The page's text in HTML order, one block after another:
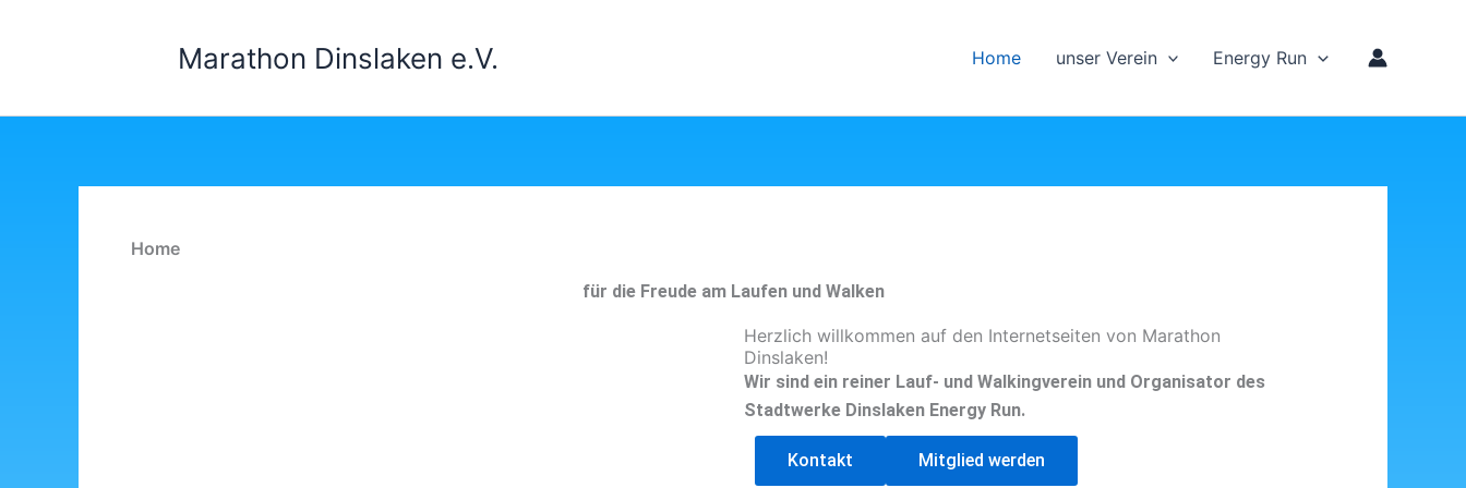
Marathon Dinslaken e.V. Home unser Verein Energy Run
Home
für die Freude am Laufen und Walken
Herzlich willkommen auf den Internetseiten von Marathon
Dinslaken!
Wir sind ein reiner Lauf- und Walkingverein und Organisator des
Stadtwerke Dinslaken Energy Run.
Kontakt Mitglied werden